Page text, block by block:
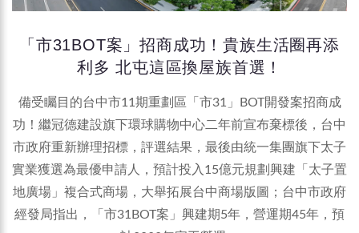
「市31BOT案」招商成功！貴族生活圈再添
利多 北屯這區換屋族首選！
備受矚目的台中市11期重劃區「市31」BOT開發案招商成
功！繼冠德建設旗下環球購物中心二年前宣布棄標後，台中
市政府重新辦理招標，評選結果，最後由統一集團旗下太子
實業獲選為最優申請人，預計投入15億元規劃興建「太子置
地廣場」複合式商場，大舉拓展台中商場版圖；台中市政府
經發局指出，「市31BOT案」興建期5年，營運期45年，預